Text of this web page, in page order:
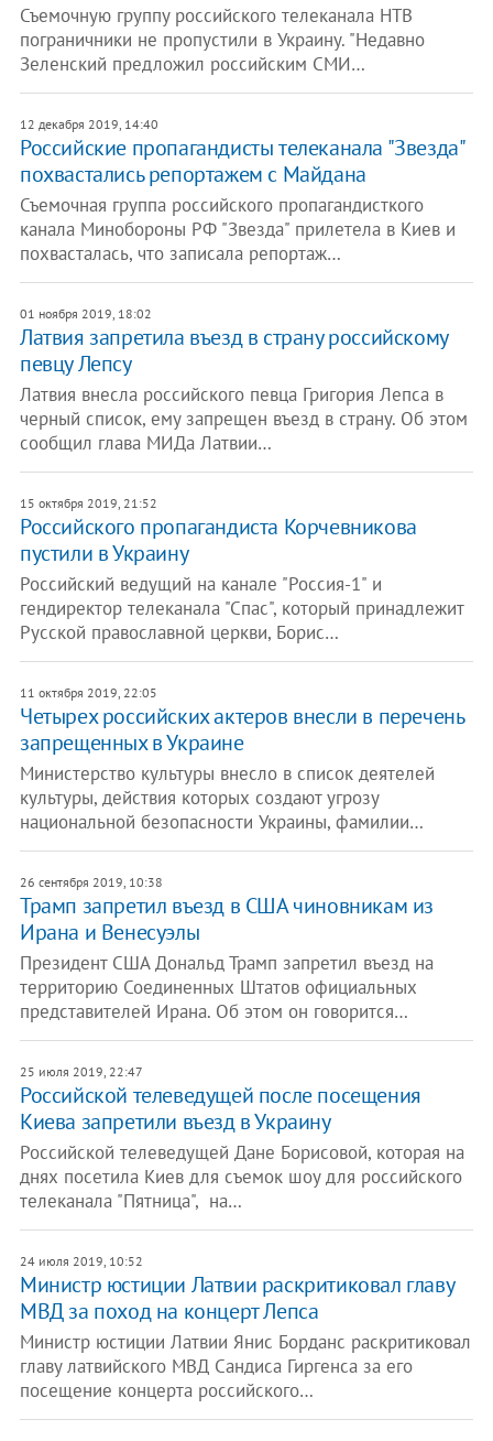
Съемочную группу российского телеканала НТВ
пограничники не пропустили в Украину. "Недавно
Зеленский предложил российским СМИ…
12 декабря 2019, 14:40
Российские пропагандисты телеканала "Звезда"
похвастались репортажем с Майдана
Съемочная группа российского пропагандисткого
канала Минобороны РФ "Звезда" прилетела в Киев и
похвасталась, что записала репортаж…
01 ноября 2019, 18:02
Латвия запретила въезд в страну российскому
певцу Лепсу
Латвия внесла российского певца Григория Лепса в
черный список, ему запрещен въезд в страну. Об этом
сообщил глава МИДа Латвии…
15 октября 2019, 21:52
Российского пропагандиста Корчевникова
пустили в Украину
Российский ведущий на канале "Россия-1" и
гендиректор телеканала "Спас", который принадлежит
Русской православной церкви, Борис…
11 октября 2019, 22:05
Четырех российских актеров внесли в перечень
запрещенных в Украине
Министерство культуры внесло в список деятелей
культуры, действия которых создают угрозу
национальной безопасности Украины, фамилии…
26 сентября 2019, 10:38
Трамп запретил въезд в США чиновникам из
Ирана и Венесуэлы
Президент США Дональд Трамп запретил въезд на
территорию Соединенных Штатов официальных
представителей Ирана. Об этом он говорится…
25 июля 2019, 22:47
Российской телеведущей после посещения
Киева запретили въезд в Украину
Российской телеведущей Дане Борисовой, которая на
днях посетила Киев для съемок шоу для российского
телеканала "Пятница", на…
24 июля 2019, 10:52
Министр юстиции Латвии раскритиковал главу
МВД за поход на концерт Лепса
Министр юстиции Латвии Янис Борданс раскритиковал
главу латвийского МВД Сандиса Гиргенса за его
посещение концерта российского…